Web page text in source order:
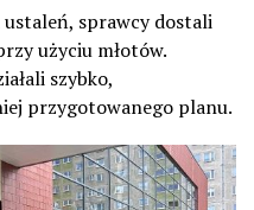
ustaleń, sprawcy dostali
użyciu młotów.
szybko,
przygotowanego planu.